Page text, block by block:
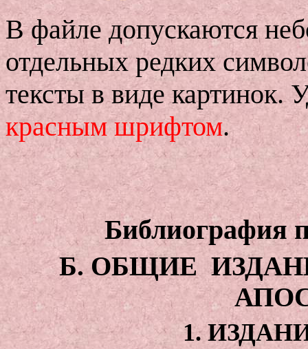
В файле допускаются
отдельных редких
тексты в виде картинок.
красным шрифтом.
Библиография
Б. ОБЩИЕ
1.